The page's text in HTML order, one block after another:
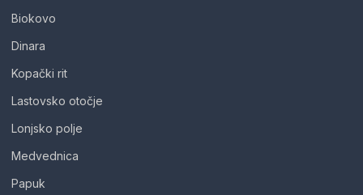
Biokovo
Dinara
Kopački rit
Lastovsko otočje
Lonjsko polje
Medvednica
Papuk